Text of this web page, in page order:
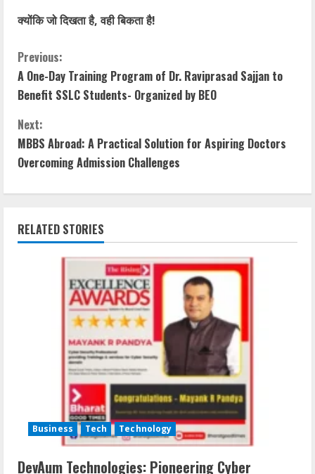
क्योंकि जो दिखता है, वही बिकता है!
Previous:
A One-Day Training Program of Dr. Raviprasad Sajjan to
Benefit SSLC Students- Organized by BEO
Next:
MBBS Abroad: A Practical Solution for Aspiring Doctors
Overcoming Admission Challenges
RELATED STORIES
Business Tech Technology
DevAum Technologies: Pioneering Cyber